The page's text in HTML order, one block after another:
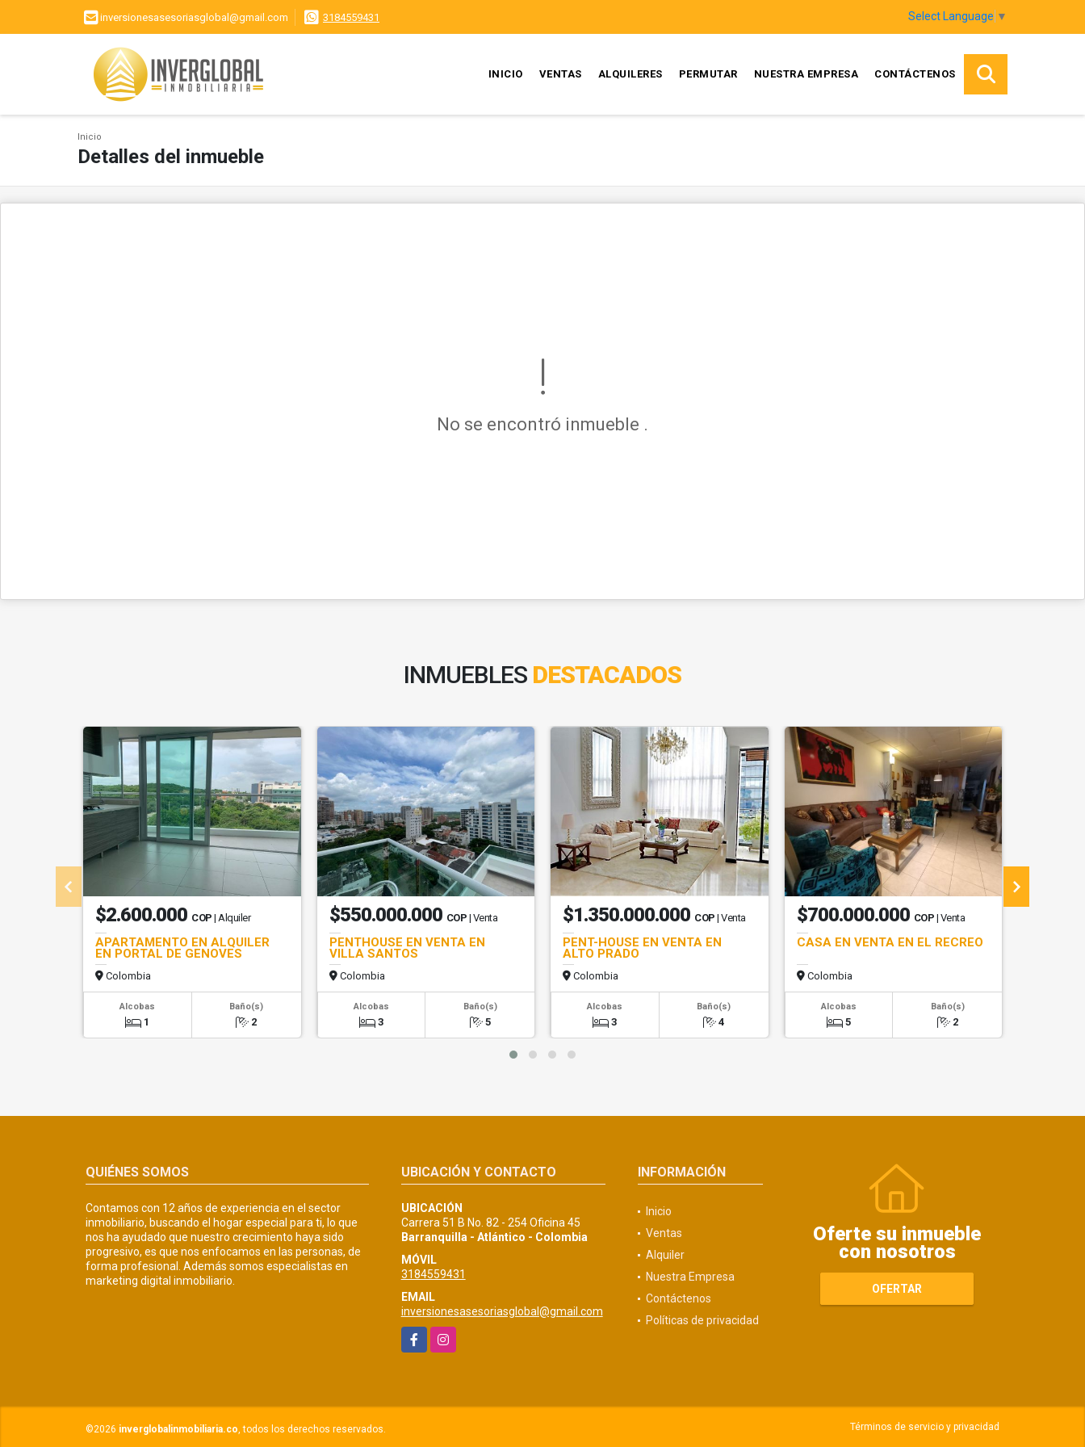
inversionesasesoriasglobal@gmail.com 3184559431 Select Language ▼
INICIO VENTAS ALQUILERES PERMUTAR NUESTRA EMPRESA CONTÁCTENOS
Inicio
Detalles del inmueble
No se encontró inmueble .
INMUEBLES DESTACADOS
$2.600.000 COP | Alquiler
APARTAMENTO EN ALQUILER
EN PORTAL DE GENOVES
Colombia
Alcobas
1
Baño(s)
2
$550.000.000 COP | Venta
PENTHOUSE EN VENTA EN
VILLA SANTOS
Colombia
Alcobas
3
Baño(s)
5
$1.350.000.000 COP | Venta
PENT-HOUSE EN VENTA EN
ALTO PRADO
Colombia
Alcobas
3
Baño(s)
4
$700.000.000 COP | Venta
CASA EN VENTA EN EL RECREO
Colombia
Alcobas
5
Baño(s)
2
QUIÉNES SOMOS
Contamos con 12 años de experiencia en el sector
inmobiliario, buscando el hogar especial para ti, lo que
nos ha ayudado que nuestro crecimiento haya sido
progresivo, es que nos enfocamos en las personas, de
forma profesional. Además somos especialistas en
marketing digital inmobiliario.
UBICACIÓN Y CONTACTO
UBICACIÓN
Carrera 51 B No. 82 - 254 Oficina 45
Barranquilla - Atlántico - Colombia
MÓVIL
3184559431
EMAIL
inversionesasesoriasglobal@gmail.com
FacebookInstagram
INFORMACIÓN
Inicio
Ventas
Alquiler
Nuestra Empresa
Contáctenos
Políticas de privacidad
Oferte su inmueble
con nosotros
OFERTAR
©2026 inverglobalinmobiliaria.co, todos los derechos reservados. Términos de servicio y privacidad